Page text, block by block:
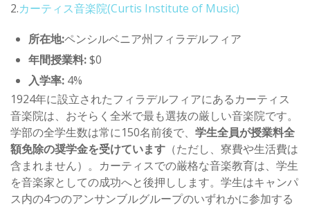
2.カーティス音楽院(Curtis Institute of Music)
所在地:ペンシルベニア州フィラデルフィア
年間授業料:$0
入学率: 4%
1924年に設立されたフィラデルフィアにあるカーティス
音楽院は、おそらく全米で最も選抜の厳しい音楽院です。
学部の全学生数は常に150名前後で、 学生全員が授業料全
額免除の奨学金を受けています （ただし、寮費や生活費は
含まれません）。カーティスでの厳格な音楽教育は、学生
を音楽家としての成功へと後押しします。学生はキャンパ
ス内の4つのアンサンブルグループのいずれかに参加する